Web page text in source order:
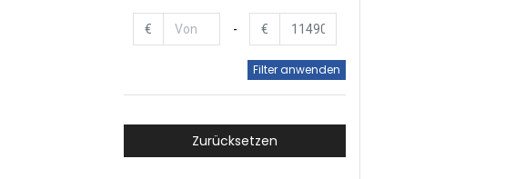
€ - €
Filter anwenden
Zurücksetzen